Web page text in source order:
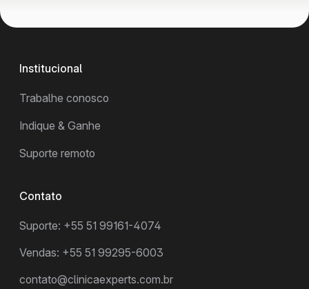
Institucional
Trabalhe conosco
Indique & Ganhe
Suporte remoto
Contato
Suporte: +55 51 99161-4074
Vendas: +55 51 99295-6003
contato@clinicaexperts.com.br